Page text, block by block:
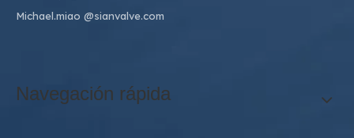
Michael.miao @sianvalve.com
Navegación rápida